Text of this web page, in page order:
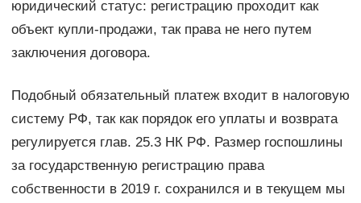
юридический статус: регистрацию проходит как
объект купли-продажи, так права не него путем
заключения договора.
Подобный обязательный платеж входит в налоговую
систему РФ, так как порядок его уплаты и возврата
регулируется глав. 25.3 НК РФ. Размер госпошлины
за государственную регистрацию права
собственности в 2019 г. сохранился и в текущем мы